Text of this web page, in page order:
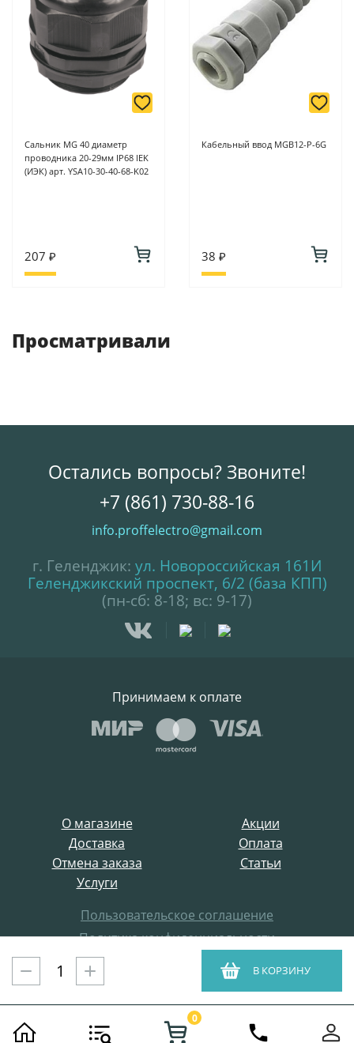
В КОРЗИНУ
Сальник MG 40 диаметр
проводника 20-29мм IP68 IEK
(ИЭК) арт. YSA10-30-40-68-K02
207 ₽
Кабельный ввод MGB12-P-6G
38 ₽
Просматривали
О магазине
Акции
Доставка
Оплата
Отмена заказа
Статьи
Услуги
Пользовательское соглашение
Политика конфиденциальности
Все права защищены
ProffElectro.ru © 2021
Остались вопросы? Звоните!
+7 (861) 730-88-16
info.proffelectro@gmail.com
г. Геленджик: ул. Новороссийская 161И
Геленджикский проспект, 6/2 (база КПП)
(пн-сб: 8-18; вс: 9-17)
Принимаем к оплате
0